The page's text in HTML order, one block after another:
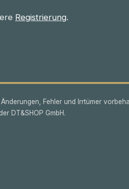
Registrierung.
Fehler und Irrtümer
der DT&SHOP GmbH.